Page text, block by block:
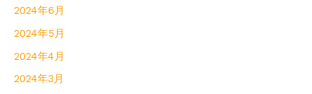
2024年6月
2024年5月
2024年4月
2024年3月